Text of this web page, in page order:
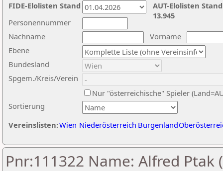
Nachname
Vorname
Ebene
Sortierung
Personennummer
Bundesland
Spgem./Kreis/Verein
Nur "österreichische" Spieler
Vereinslisten:Wien Niederösterreich Burgenland
AUT-Elolisten
13.945
FIDE-Elolisten Stand
Pnr:111322 Name: Alfred Ptak (